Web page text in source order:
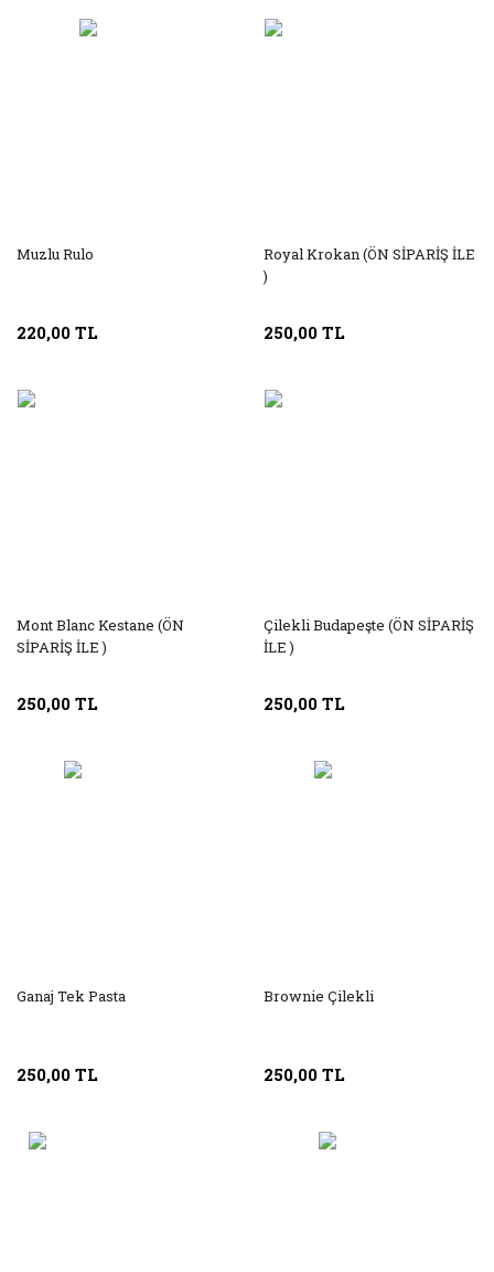
Muzlu Rulo
220,00 TL
Royal Krokan (ÖN SİPARİŞ İLE
)
250,00 TL
Mont Blanc Kestane (ÖN
SİPARİŞ İLE )
250,00 TL
Çilekli Budapeşte (ÖN SİPARİŞ
İLE )
250,00 TL
Ganaj Tek Pasta
250,00 TL
Brownie Çilekli
250,00 TL